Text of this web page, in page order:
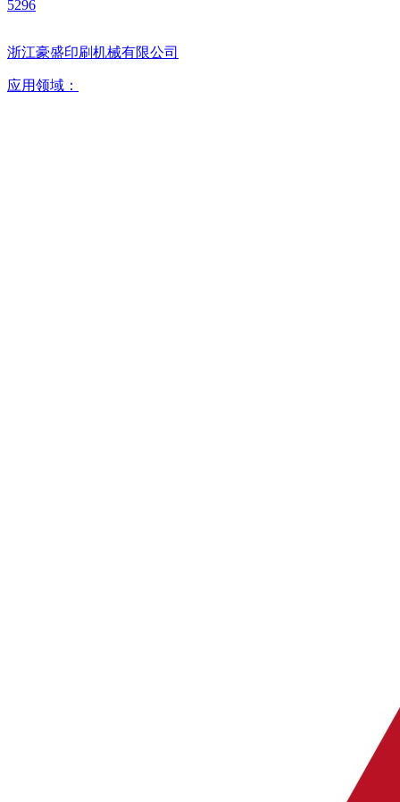
5296
浙江豪盛印刷机械有限公司
应用领域：